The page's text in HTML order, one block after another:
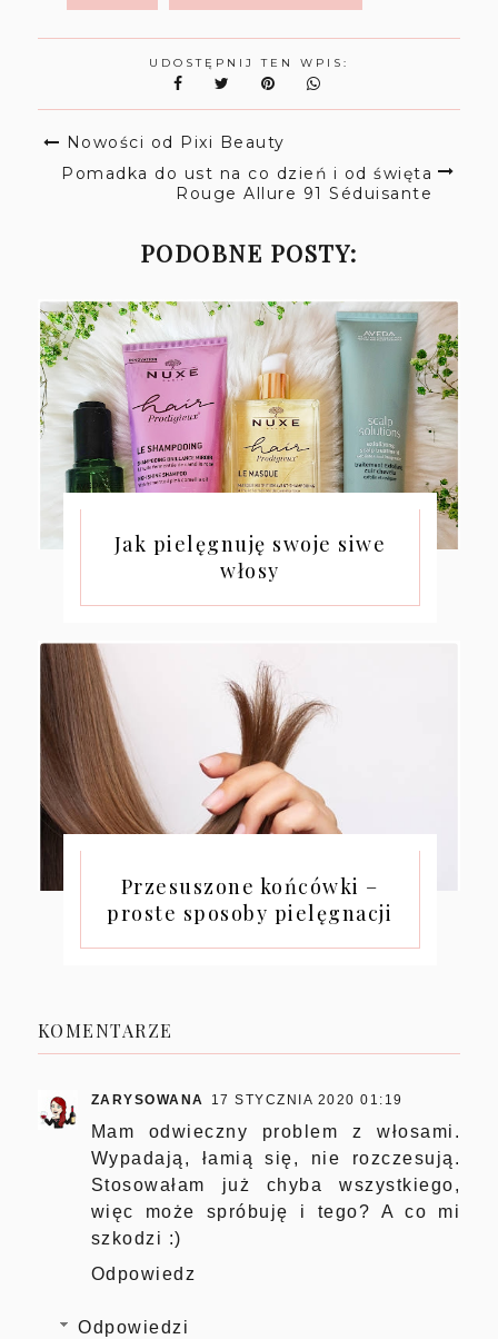
UDOSTĘPNIJ TEN WPIS:
Nowości od Pixi Beauty
Pomadka do ust na co dzień i od święta
Rouge Allure 91 Séduisante
PODOBNE POSTY:
Jak pielęgnuję swoje siwe
włosy
Przesuszone końcówki –
proste sposoby pielęgnacji
KOMENTARZE
ZARYSOWANA 17 STYCZNIA 2020 01:19
Mam odwieczny problem z włosami.
Wypadają, łamią się, nie rozczesują.
Stosowałam już chyba wszystkiego,
więc może spróbuję i tego? A co mi
szkodzi :)
Odpowiedz
Odpowiedzi